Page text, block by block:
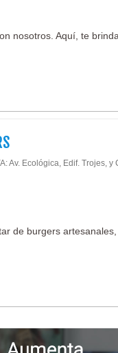
nosotros. Aquí, te
Av. Ecológica, Edif. Trojes, y
de burgers